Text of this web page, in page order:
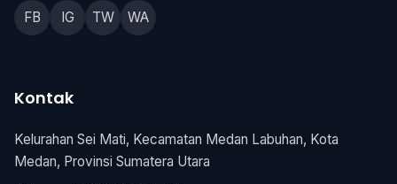
FB IG TW WA
Kontak
Kelurahan Sei Mati, Kecamatan Medan Labuhan, Kota
Medan, Provinsi Sumatera Utara